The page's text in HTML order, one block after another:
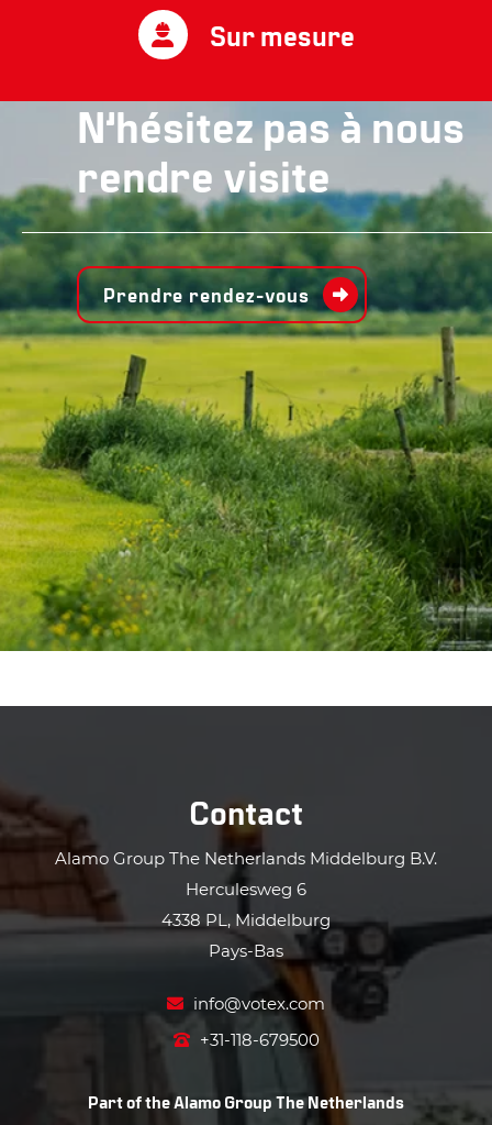
Sur mesure
N’hésitez pas à nous
rendre visite
Prendre rendez-vous
Contact
Alamo Group The Netherlands Middelburg B.V.
Herculesweg 6
4338 PL, Middelburg
Pays-Bas
info@votex.com
+31-118-679500
Part of theAlamo Group The Netherlands